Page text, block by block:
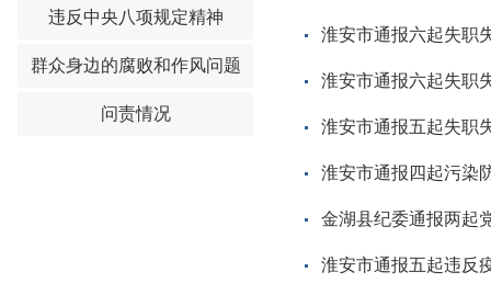
违反中央八项规定精神
群众身边的腐败和作风问题
问责情况
淮安市通报六起失职
淮安市通报六起失职
淮安市通报五起失职
淮安市通报四起污染
金湖县纪委通报两起
淮安市通报五起违反